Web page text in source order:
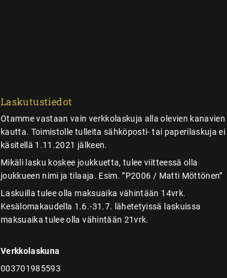
Laskutustiedot
Otamme vastaan vain verkkolaskuja alla olevien kanavien
kautta. Toimistolle tulleita sähköposti- tai paperilaskuja ei
käsitellä 1.11.2021 jälkeen.
Mikäli lasku koskee joukkuetta, tulee viitteessä olla
joukkueen nimi ja tilaaja. Esim. ”P2006 / Matti Möttönen”
Laskuilla tulee olla maksuaika vähintään 14vrk.
Kesälomakaudella 1.6.-31.7. lähetetyissä laskuissa
maksuaika tulee olla vähintään 21vrk.
Verkkolaskuna
003701985593